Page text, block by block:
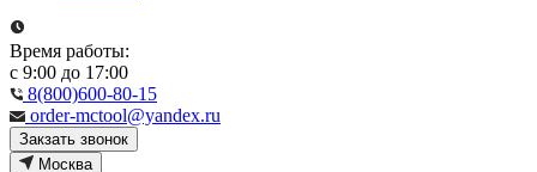
Время работы:
с 9:00 до 17:00
8(800)600-80-15
order-mctool@yandex.ru
Закзать звонок
Москва